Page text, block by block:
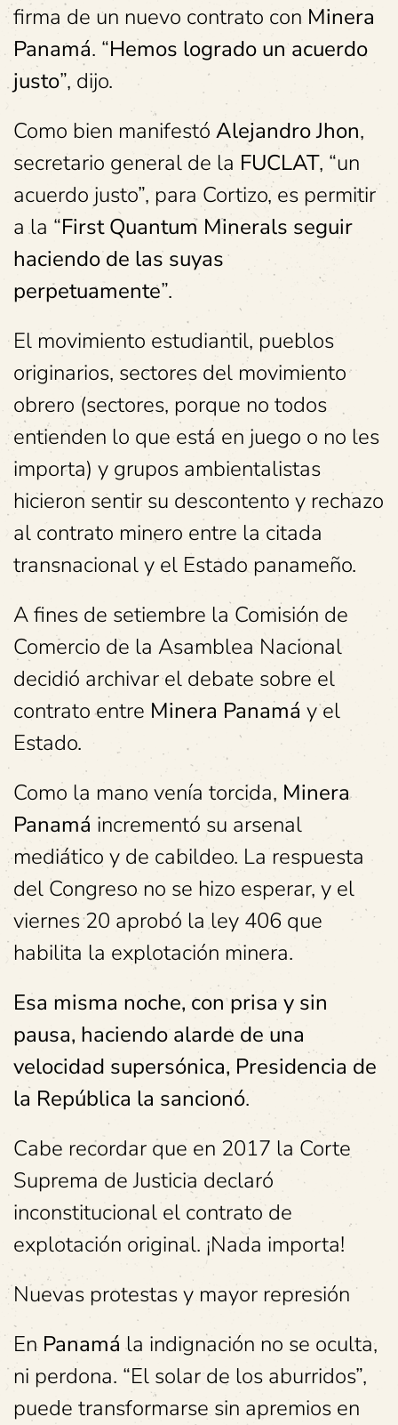
firma de un nuevo contrato con Minera
Panamá. “Hemos logrado un acuerdo
justo”, dijo.
Como bien manifestó Alejandro Jhon,
secretario general de la FUCLAT, “un
acuerdo justo”, para Cortizo, es permitir
a la “First Quantum Minerals seguir
haciendo de las suyas
perpetuamente”.
El movimiento estudiantil, pueblos
originarios, sectores del movimiento
obrero (sectores, porque no todos
entienden lo que está en juego o no les
importa) y grupos ambientalistas
hicieron sentir su descontento y rechazo
al contrato minero entre la citada
transnacional y el Estado panameño.
A fines de setiembre la Comisión de
Comercio de la Asamblea Nacional
decidió archivar el debate sobre el
contrato entre Minera Panamá y el
Estado.
Como la mano venía torcida, Minera
Panamá incrementó su arsenal
mediático y de cabildeo. La respuesta
del Congreso no se hizo esperar, y el
viernes 20 aprobó la ley 406 que
habilita la explotación minera.
Esa misma noche, con prisa y sin
pausa, haciendo alarde de una
velocidad supersónica, Presidencia de
la República la sancionó.
Cabe recordar que en 2017 la Corte
Suprema de Justicia declaró
inconstitucional el contrato de
explotación original. ¡Nada importa!
Nuevas protestas y mayor represión
En Panamá la indignación no se oculta,
ni perdona. “El solar de los aburridos”,
puede transformarse sin apremios en